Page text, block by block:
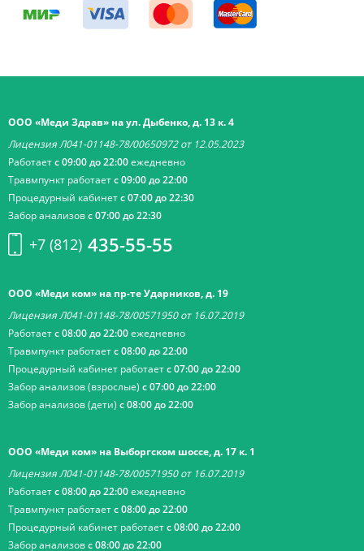
ООО «Меди Здрав» на ул. Дыбенко, д. 13 к. 4
Лицензия Л041-01148-78/00650972 от 12.05.2023
Работаетс 09:00 до 22:00ежедневно
Травмпункт работаетс 09:00 до 22:00
Процедурный кабинетс 07:00 до 22:30
Забор анализовс 07:00 до 22:30
+7 (812) 435-55-55
ООО «Меди ком» на пр-те Ударников, д. 19
Лицензия Л041-01148-78/00571950 от 16.07.2019
Работаетс 08:00 до 22:00ежедневно
Травмпункт работаетс 08:00 до 22:00
Процедурный кабинет работаетс 07:00 до 22:00
Забор анализов (взрослые) с 07:00 до 22:00
Забор анализов (дети) с 08:00 до 22:00
ООО «Меди ком» на Выборгском шоссе, д. 17 к. 1
Лицензия Л041-01148-78/00571950 от 16.07.2019
Работаетс 08:00 до 22:00ежедневно
Травмпункт работаетс 08:00 до 22:00
Процедурный кабинет работаетс 08:00 до 22:00
Забор анализовс 08:00 до 22:00